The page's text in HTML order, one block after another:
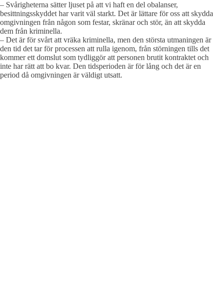
– Svårigheterna sätter ljuset på att vi haft en del obalanser,
besittningsskyddet har varit väl starkt. Det är lättare för oss att skydda
omgivningen från någon som festar, skränar och stör, än att skydda
dem från kriminella.
– Det är för svårt att vräka kriminella, men den största utmaningen är
den tid det tar för processen att rulla igenom, från störningen tills det
kommer ett domslut som tydliggör att personen brutit kontraktet och
inte har rätt att bo kvar. Den tidsperioden är för lång och det är en
period då omgivningen är väldigt utsatt.